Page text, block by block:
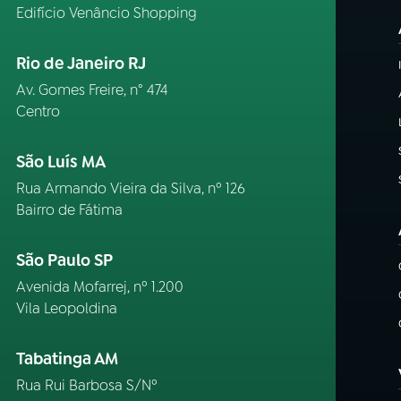
Edifício Venâncio Shopping
Rio de Janeiro RJ
Av. Gomes Freire, n° 474
Centro
São Luís MA
Rua Armando Vieira da Silva, nº 126
Bairro de Fátima
São Paulo SP
Avenida Mofarrej, nº 1.200
Vila Leopoldina
Tabatinga AM
Rua Rui Barbosa S/Nº